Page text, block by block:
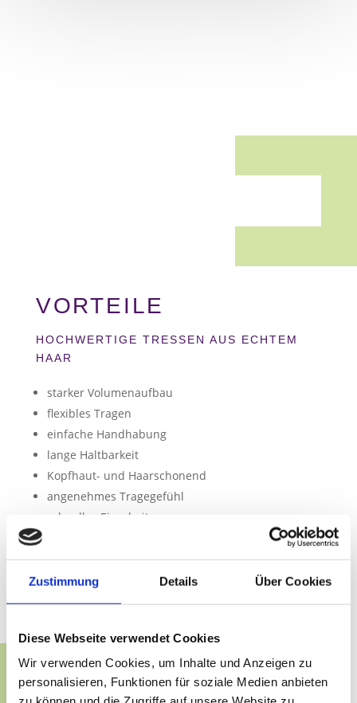
Zustimmung Details Über Cookies
Diese Webseite verwendet Cookies
Wir verwenden Cookies, um Inhalte und Anzeigen zu
personalisieren, Funktionen für soziale Medien anbieten
VORTEILE
HOCHWERTIGE TRESSEN AUS ECHTEM
HAAR
starker Volumenaufbau
flexibles Tragen
einfache Handhabung
lange Haltbarkeit
Kopfhaut- und Haarschonend
angenehmes Tragegefühl
schnelles Einarbeiten